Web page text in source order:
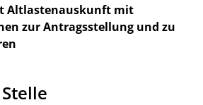
Altlastenauskunft mit
zur Antragsstellung und zu